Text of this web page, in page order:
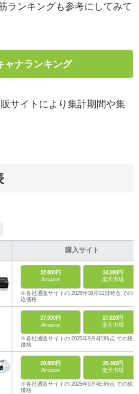
ランキングも参考にしてみて
ャナランキング
サイトにより集計期間や集
購入サイト
22,000円
Amazon
24,200円
楽天市場
※各社通販サイトの 2025年09月01日時点 での税
込価格
27,000円
Amazon
27,820円
楽天市場
※各社通販サイトの 2025年9月4日時点 での税込
価格
20,800円
Amazon
25,402円
楽天市場
※各社通販サイトの 2025年9月4日時点 での税込
価格